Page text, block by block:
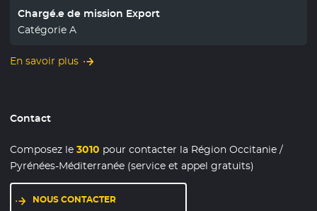
Chargé.e de mission Export
Catégorie A
En savoir plus
Contact
Composez le3010 pour contacter la Région Occitanie /
Pyrénées-Méditerranée (service et appel gratuits)
NOUS CONTACTER